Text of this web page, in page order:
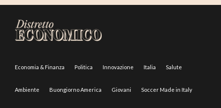
Economia & Finanza Politica Innovazione Italia Salute
Ambiente Buongiorno America Giovani Soccer Made in Italy